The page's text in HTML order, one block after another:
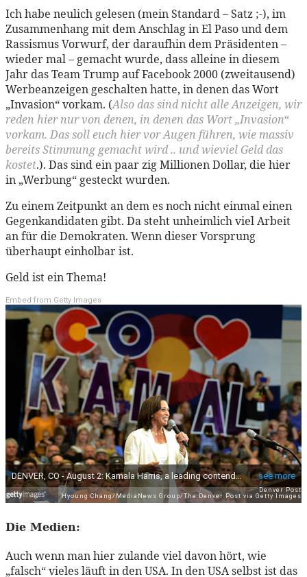
Ich habe neulich gelesen (mein Standard – Satz ;-), im
Zusammenhang mit dem Anschlag in El Paso und dem
Rassismus Vorwurf, der daraufhin dem Präsidenten –
wieder mal – gemacht wurde, dass alleine in diesem
Jahr das Team Trump auf Facebook 2000 (zweitausend)
Werbeanzeigen geschalten hatte, in denen das Wort
„Invasion“ vorkam. (Also das sind nicht alle Anzeigen, wir
reden hier nur von denen, in denen das Wort „Invasion“
vorkam. Das soll euch hier vor Augen führen, wie massiv
bereits Stimmung gemacht wird .. und wieviel Geld das
kostet.). Das sind ein paar zig Millionen Dollar, die hier
in „Werbung“ gesteckt wurden.
Zu einem Zeitpunkt an dem es noch nicht einmal einen
Gegenkandidaten gibt. Da steht unheimlich viel Arbeit
an für die Demokraten. Wenn dieser Vorsprung
überhaupt einholbar ist.
Geld ist ein Thema!
Embed from Getty Images
Die Medien:
Auch wenn man hier zulande viel davon hört, wie
„falsch“ vieles läuft in den USA. In den USA selbst ist das